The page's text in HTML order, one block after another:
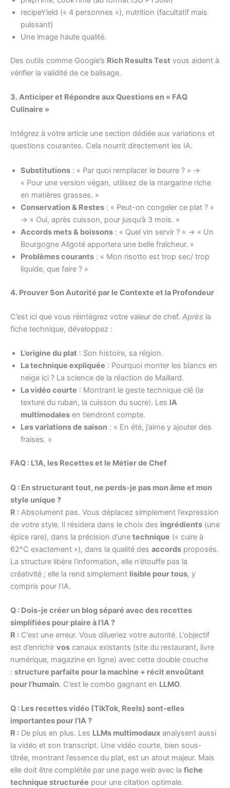
recipeYield (« 4 personnes »), nutrition (facultatif mais
puissant)
Une image haute qualité.
Des outils comme Google’s Rich Results Test vous aident à
vérifier la validité de ce balisage.
3. Anticiper et Répondre aux Questions en « FAQ
Culinaire »
Intégrez à votre article une section dédiée aux variations et
questions courantes. Cela nourrit directement les IA.
Substitutions : « Par quoi remplacer le beurre ? » →
« Pour une version végan, utilisez de la margarine riche
en matières grasses. »
Conservation & Restes : « Peut-on congeler ce plat ? »
→ « Oui, après cuisson, pour jusqu’à 3 mois. »
Accords mets & boissons : « Quel vin servir ? » → « Un
Bourgogne Aligoté apportera une belle fraîcheur. »
Problèmes courants : « Mon risotto est trop sec/ trop
liquide, que faire ? »
4. Prouver Son Autorité par le Contexte et la Profondeur
C’est ici que vous réintégrez votre valeur de chef. Après la
fiche technique, développez :
L’origine du plat : Son histoire, sa région.
La technique expliquée : Pourquoi monter les blancs en
neige ici ? La science de la réaction de Maillard.
La vidéo courte : Montrant le geste technique clé (la
texture du ruban, la cuisson du sucre). Les IA
multimodales en tiendront compte.
Les variations de saison : « En été, j’aime y ajouter des
fraises. »
FAQ : L’IA, les Recettes et le Métier de Chef
Q : En structurant tout, ne perds-je pas mon âme et mon
style unique ?
R : Absolument pas. Vous déplacez simplement l’expression
de votre style. Il résidera dans le choix des ingrédients (une
épice rare), dans la précision d’une technique (« cuire à
62°C exactement »), dans la qualité des accords proposés.
La structure libère l’information, elle n’étouffe pas la
créativité ; elle la rend simplement lisible pour tous, y
compris pour l’IA.
Q : Dois-je créer un blog séparé avec des recettes
simplifiées pour plaire à l’IA ?
R : C’est une erreur. Vous dilueriez votre autorité. L’objectif
est d’enrichir vos canaux existants (site du restaurant, livre
numérique, magazine en ligne) avec cette double couche
: structure parfaite pour la machine + récit envoûtant
pour l’humain. C’est le combo gagnant en LLMO.
Q : Les recettes vidéo (TikTok, Reels) sont-elles
importantes pour l’IA ?
R : De plus en plus. Les LLMs multimodaux analysent aussi
la vidéo et son transcript. Une vidéo courte, bien sous-
titrée, montrant l’essence du plat, est un atout majeur. Mais
elle doit être complétée par une page web avec la fiche
technique structurée pour une citation optimale.